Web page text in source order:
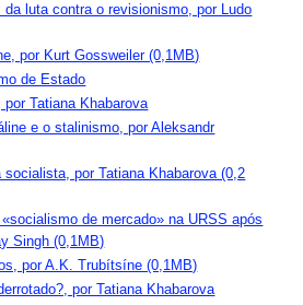
luta contra o revisionismo, por Ludo
por Kurt Gossweiler (0,1MB)
de Estado
Tatiana Khabarova
e o stalinismo, por Aleksandr
por Tatiana Khabarova (0,2
de mercado» na URSS após
Singh (0,1MB)
por A.K. Trubítsíne (0,1MB)
por Tatiana Khabarova